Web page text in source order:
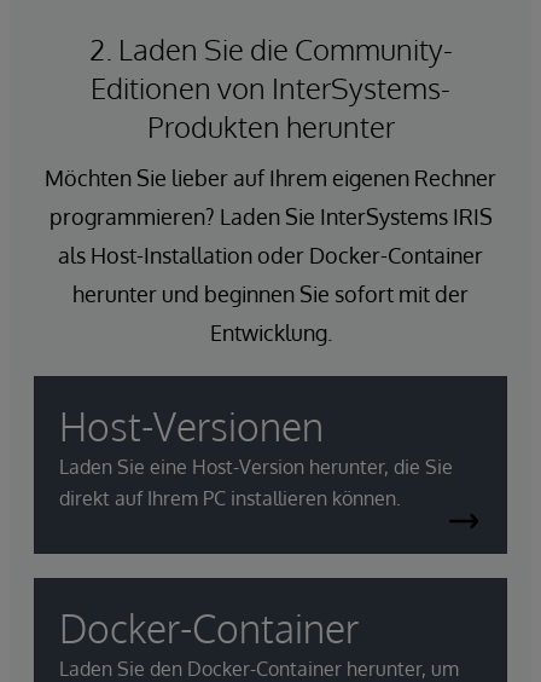
2. Laden Sie die Community-
Editionen von InterSystems-
Produkten herunter
Möchten Sie lieber auf Ihrem eigenen Rechner
programmieren? Laden Sie InterSystems IRIS
als Host-Installation oder Docker-Container
herunter und beginnen Sie sofort mit der
Entwicklung.
Host-Versionen
Laden Sie eine Host-Version herunter, die Sie
direkt auf Ihrem PC installieren können.
Docker-Container
Laden Sie den Docker-Container herunter, um